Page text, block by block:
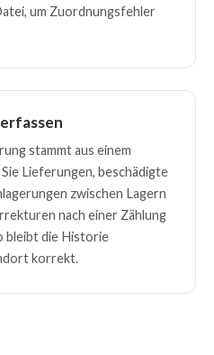
um Zuordnungsfehler
stammt aus einem
Lieferungen, beschädigte
zwischen Lagern
nach einer Zählung
bleibt die Historie
korrekt.